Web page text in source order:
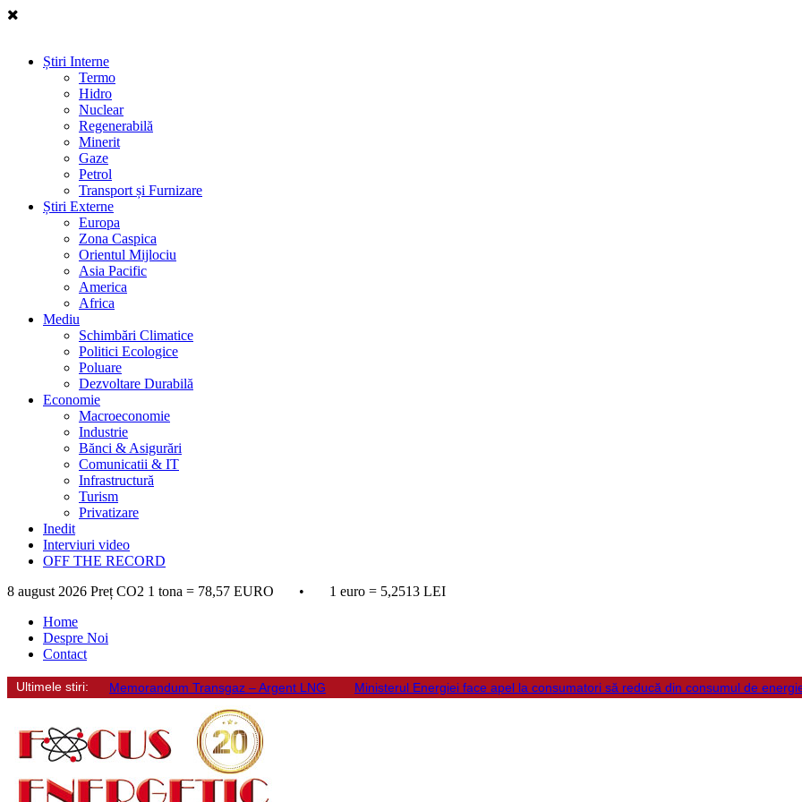
Știri Interne
Termo
Hidro
Nuclear
Regenerabilă
Minerit
Gaze
Petrol
Transport și Furnizare
Știri Externe
Europa
Zona Caspica
Orientul Mijlociu
Asia Pacific
America
Africa
Mediu
Schimbări Climatice
Politici Ecologice
Poluare
Dezvoltare Durabilă
Economie
Macroeconomie
Industrie
Bănci & Asigurări
Comunicatii & IT
Infrastructură
Turism
Privatizare
Inedit
Interviuri video
OFF THE RECORD
8 august 2026 Preț CO2 1 tona = 78,57 EURO • 1 euro = 5,2513 LEI
Home
Despre Noi
Contact
Ultimele stiri: Memorandum Transgaz – Argent LNG Ministerul Energiei face apel la consumatori să reducă din consumul de